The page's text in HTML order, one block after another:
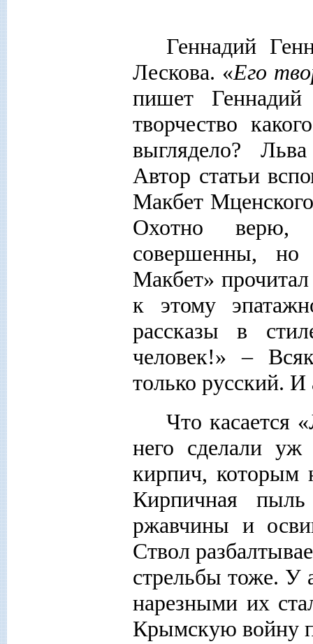
Геннадий
Лескова. «Его
пишет
творчество
выглядело?
Автор статьи
Макбет
Охотно верю,
совершенны,
Макбет»
к этому
рассказы в
человек!» –
только русский.
Что касается
него сделали
кирпич, которым
Кирпичная
ржавчины и
Ствол
стрельбы тоже. У
нарезными их
Крымскую войну